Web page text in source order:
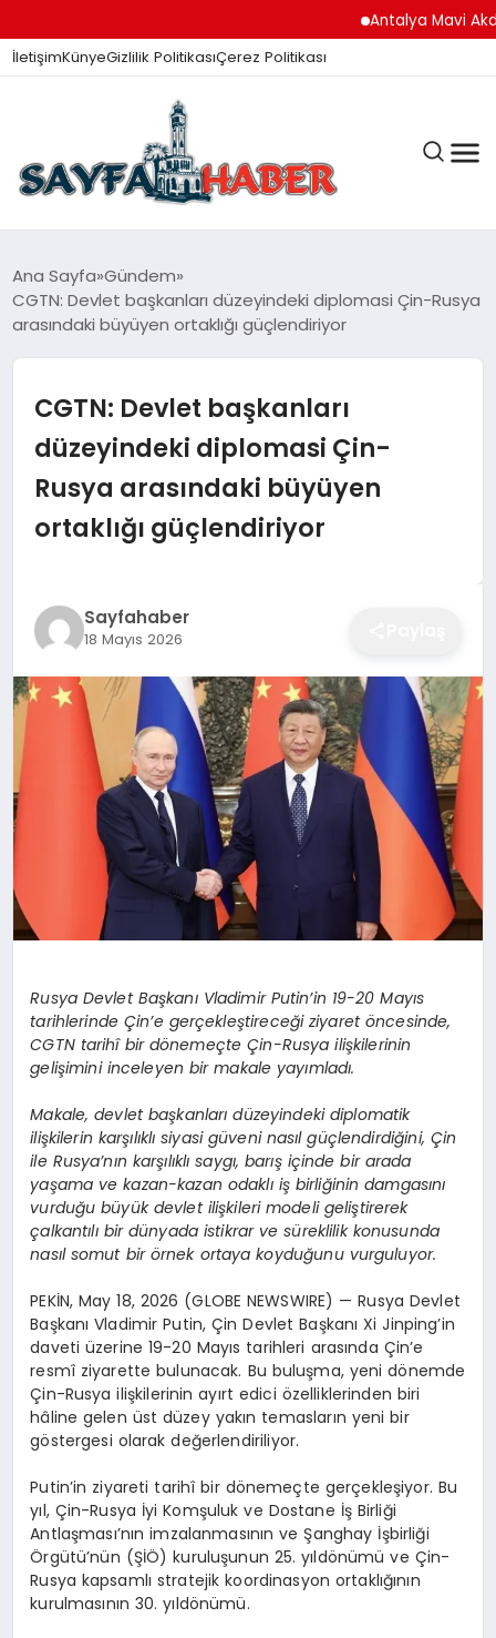
Antalya Mavi Akdeniz
İletişimKünyeGizlilik PolitikasıÇerez Politikası
ANA SAYFA
GÜNDEM
İZMIR HABERLERI
EĞITIM
EKONOMI
SAĞLIK
DIĞER
Ana Sayfa Gündem
CGTN: Devlet başkanları düzeyindeki diplomasi Çin-Rusya
arasındaki büyüyen ortaklığı güçlendiriyor
CGTN: Devlet başkanları
düzeyindeki diplomasi Çin-
Rusya arasındaki büyüyen
ortaklığı güçlendiriyor
Sayfahaber
18 Mayıs 2026
Rusya Devlet Başkanı Vladimir Putin’in 19-20 Mayıs
tarihlerinde Çin’e gerçekleştireceği ziyaret öncesinde,
CGTN tarihî bir dönemeçte Çin-Rusya ilişkilerinin
gelişimini inceleyen bir makale yayımladı.
Makale, devlet başkanları düzeyindeki diplomatik
ilişkilerin karşılıklı siyasi güveni nasıl güçlendirdiğini, Çin
ile Rusya’nın karşılıklı saygı, barış içinde bir arada
yaşama ve kazan-kazan odaklı iş birliğinin damgasını
vurduğu büyük devlet ilişkileri modeli geliştirerek
çalkantılı bir dünyada istikrar ve süreklilik konusunda
nasıl somut bir örnek ortaya koyduğunu vurguluyor.
PEKİN, May 18, 2026 (GLOBE NEWSWIRE) — Rusya Devlet
Başkanı Vladimir Putin, Çin Devlet Başkanı Xi Jinping’in
daveti üzerine 19-20 Mayıs tarihleri arasında Çin’e
resmî ziyarette bulunacak. Bu buluşma, yeni dönemde
Çin-Rusya ilişkilerinin ayırt edici özelliklerinden biri
hâline gelen üst düzey yakın temasların yeni bir
göstergesi olarak değerlendiriliyor.
Putin’in ziyareti tarihî bir dönemeçte gerçekleşiyor. Bu
yıl, Çin-Rusya İyi Komşuluk ve Dostane İş Birliği
Antlaşması’nın imzalanmasının ve Şanghay İşbirliği
Örgütü’nün (ŞİÖ) kuruluşunun 25. yıldönümü ve Çin-
Rusya kapsamlı stratejik koordinasyon ortaklığının
kurulmasının 30. yıldönümü.